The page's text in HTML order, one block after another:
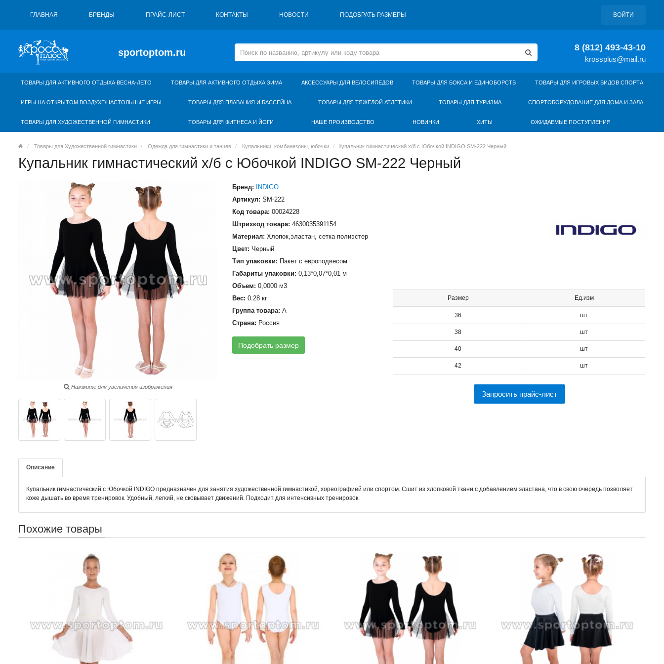
ВОЙТИ
ГЛАВНАЯ БРЕНДЫ ПРАЙС-ЛИСТ КОНТАКТЫ НОВОСТИ ПОДОБРАТЬ РАЗМЕРЫ
8 (812) 493-43-10
krossplus@mail.ru
sportoptom.ru
ТОВАРЫ ДЛЯ АКТИВНОГО ОТДЫХА ВЕСНА-ЛЕТО ТОВАРЫ ДЛЯ АКТИВНОГО ОТДЫХА ЗИМА АКСЕССУАРЫ ДЛЯ ВЕЛОСИПЕДОВ ТОВАРЫ ДЛЯ БОКСА И ЕДИНОБОРСТВ ТОВАРЫ ДЛЯ ИГРОВЫХ ВИДОВ СПОРТА
ИГРЫ НА ОТКРЫТОМ ВОЗДУХЕ/НАСТОЛЬНЫЕ ИГРЫ ТОВАРЫ ДЛЯ ПЛАВАНИЯ И БАССЕЙНА ТОВАРЫ ДЛЯ ТЯЖЕЛОЙ АТЛЕТИКИ ТОВАРЫ ДЛЯ ТУРИЗМА СПОРТОБОРУДОВАНИЕ ДЛЯ ДОМА И ЗАЛА
ТОВАРЫ ДЛЯ ХУДОЖЕСТВЕННОЙ ГИМНАСТИКИ ТОВАРЫ ДЛЯ ФИТНЕСА И ЙОГИ НАШЕ ПРОИЗВОДСТВО НОВИНКИ ХИТЫ ОЖИДАЕМЫЕ ПОСТУПЛЕНИЯ
Товары для Художественной гимнастики Одежда для гимнастики и танцев Купальники, комбинезоны, юбочки Купальник гимнастический х/б с Юбочкой INDIGO SM-222 Черный
Купальник гимнастический х/б с Юбочкой INDIGO SM-222 Черный
Нажмите для увеличения изображения
Бренд:
INDIGO
Артикул: SM-222
Код товара: 00024228
Штрихкод товара: 4630035391154
Материал: Хлопок,эластан, сетка полиэстер
Цвет: Черный
Тип упаковки: Пакет с европодвесом
Габариты упаковки: 0,13*0,07*0,01 м
Объем: 0,0000 м3
Вес: 0.28 кг
Группа товара: А
Страна: Россия
Подобрать размер
Размер Ед.изм
36 шт
38 шт
40 шт
42 шт
Запросить прайс-лист
Описание
Купальник гимнастический с Юбочкой INDIGO предназначен для занятия художественной гимнастикой, хореографией или спортом. Сшит из хлопковой ткани с добавлением эластана, что в свою очередь позволяет
коже дышать во время тренировок. Удобный, легкий, не сковывает движений. Подходит для интенсивных тренировок.
Похожие товары